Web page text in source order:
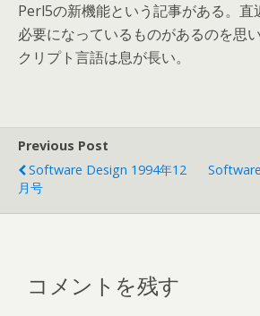
Perl5の新機能という記事がある。
必要になっているものがあるのを思
クリプト言語は息が長い。
Previous Post
Software Design 1994年12
月号
コメントを残す